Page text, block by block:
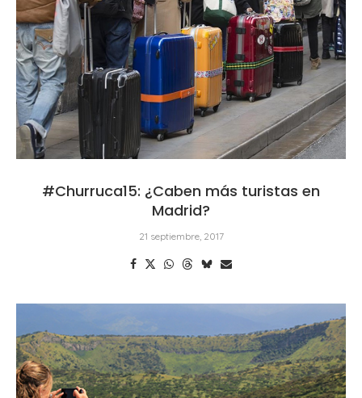
#Churruca15: ¿Caben más turistas en
Madrid?
21 septiembre, 2017